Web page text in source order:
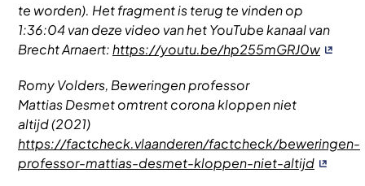
te worden). Het fragment is terug te vinden op
1:36:04 van deze video van het YouTube kanaal van
Brecht Arnaert:https://youtu.be/hp255mGRJ0w
Romy Volders, Beweringen professor
Mattias Desmet omtrent corona kloppen niet
altijd (2021)
https://factcheck.vlaanderen/factcheck/beweringen-
professor-mattias-desmet-kloppen-niet-altijd